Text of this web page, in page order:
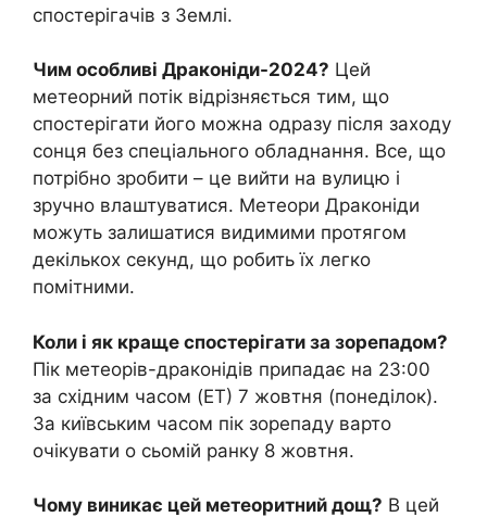
спостерігачів з Землі.
Чим особливі Драконіди-2024? Цей
метеорний потік відрізняється тим, що
спостерігати його можна одразу після заходу
сонця без спеціального обладнання. Все, що
потрібно зробити – це вийти на вулицю і
зручно влаштуватися. Метеори Драконіди
можуть залишатися видимими протягом
декількох секунд, що робить їх легко
помітними.
Коли і як краще спостерігати за зорепадом?
Пік метеорів-драконідів припадає на 23:00
за східним часом (ET) 7 жовтня (понеділок).
За київським часом пік зорепаду варто
очікувати о сьомій ранку 8 жовтня.
Чому виникає цей метеоритний дощ? В цей